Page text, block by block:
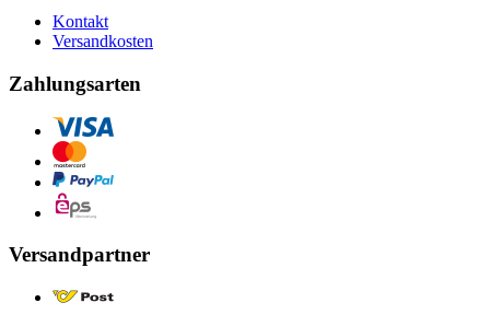
Kontakt
Versandkosten
Zahlungsarten
Versandpartner